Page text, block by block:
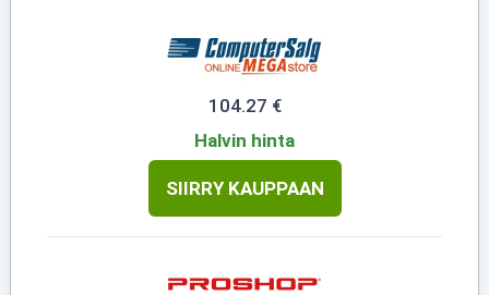
104.27 €
Halvin hinta
SIIRRY KAUPPAAN